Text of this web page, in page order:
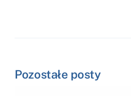
Pozostałe posty